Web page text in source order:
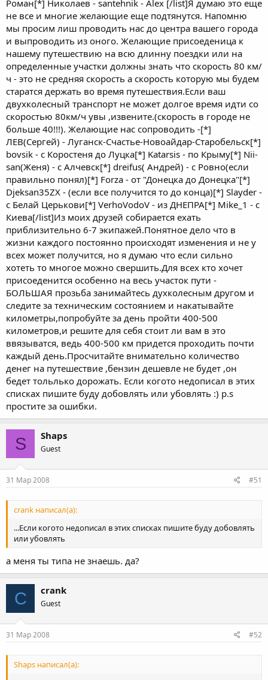
Роман[*] Николаев - santehnik - Alex [/list]Я думаю это еще
не все и многие желающие еще подтянутся. Напомню
мы просим лиш проводить нас до центра вашего города
и выпроводить из оного. Желающие присоеденица к
нашему путешествию на всю длинну поездки или на
определенные участки должны знать что скорость 80 км/
ч - это не средняя скорость а скорость которую мы будем
старатся держать во время путешествия.Если ваш
двухколесный транспорт не может долгое время идти со
скоростью 80км/ч увы ,извените.(скорость в городе не
больше 40!!!). Желающие нас сопроводить -[*]
ЛЕВ(Сергей) - Луганск-Счастье-Новоайдар-Старобельск[*]
bovsik - с Коростеня до Луцка[*] Katarsis - по Крыму[*] Nii-
san(Женя) - c Алчевск[*] dreifus( Андрей) - c Ровно(если
правильно понял)[*] Forza - от "Донецка до Донецка"[*]
Djeksan35ZX - (если все получится то до конца)[*] Slayder -
с Белай Церькови[*] VerhoVodoV - из ДНЕПРА[*] Mike_1 - с
Киева[/list]Из моих друзей собирается ехать
приблизительно 6-7 экипажей.Понятное дело что в
жизни каждого постоянно происходят изменения и не у
всех может получится, но я думаю что если сильно
хотеть то многое можно свершить.Для всех кто хочет
присоеденится особенно на весь участок пути -
БОЛЬШАЯ прозьба занимайтесь духколесным другом и
следите за техническим состоянием и накатывайте
километры,попробуйте за день пройти 400-500
километров,и решите для себя стоит ли вам в это
ввязыватся, ведь 400-500 км придется проходить почти
каждый день.Просчитайте внимательно количество
денег на путешествие ,бензин дешевле не будет ,он
бедет тольлько дорожать. Если когото недописал в этих
списках пишите буду добовлять или убовлять :) p.s
простите за ошибки.
S Shaps
Guest
31 Мар 2008 #51
crank написал(а):
...Если когото недописал в этих списках пишите буду добовлять
или убовлять
а меня ты типа не знаешь. да?
C crank
Guest
31 Мар 2008 #52
Shaps написал(а):